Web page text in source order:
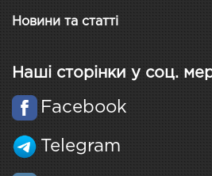
Новини та статті
Наші сторінки у соц.
Facebook
Telegram